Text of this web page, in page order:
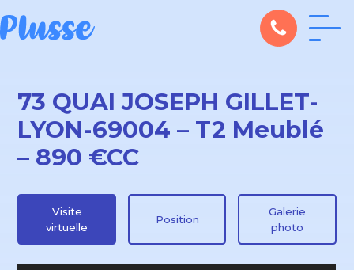
73 QUAI JOSEPH GILLET-
LYON-69004 – T2 Meublé
– 890 €CC
Visite
virtuelle
Position
Galerie
photo